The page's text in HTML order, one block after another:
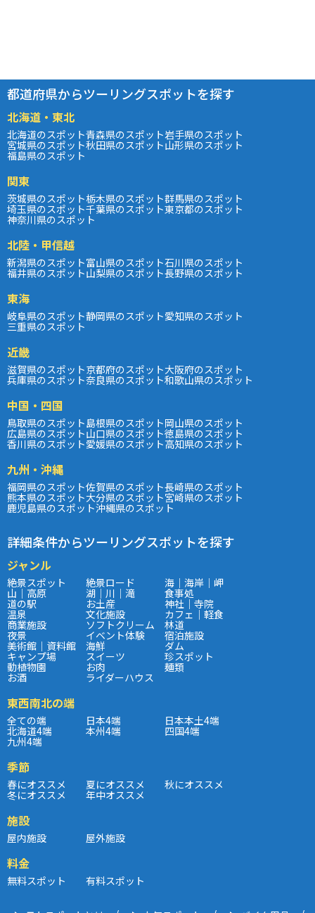
都道府県からツーリングスポットを探す
北海道・東北
北海道のスポット青森県のスポット岩手県のスポット
宮城県のスポット秋田県のスポット山形県のスポット
福島県のスポット
関東
茨城県のスポット栃木県のスポット群馬県のスポット
埼玉県のスポット千葉県のスポット東京都のスポット
神奈川県のスポット
北陸・甲信越
新潟県のスポット富山県のスポット石川県のスポット
福井県のスポット山梨県のスポット長野県のスポット
東海
岐阜県のスポット静岡県のスポット愛知県のスポット
三重県のスポット
近畿
滋賀県のスポット京都府のスポット大阪府のスポット
兵庫県のスポット奈良県のスポット和歌山県のスポット
中国・四国
鳥取県のスポット島根県のスポット岡山県のスポット
広島県のスポット山口県のスポット徳島県のスポット
香川県のスポット愛媛県のスポット高知県のスポット
九州・沖縄
福岡県のスポット佐賀県のスポット長崎県のスポット
熊本県のスポット大分県のスポット宮崎県のスポット
鹿児島県のスポット沖縄県のスポット
詳細条件からツーリングスポットを探す
ジャンル
絶景スポット 絶景ロード 海｜海岸｜岬
山｜高原 湖｜川｜滝 食事処
道の駅 お土産 神社｜寺院
温泉 文化施設 カフェ｜軽食
商業施設 ソフトクリーム 林道
夜景 イベント体験 宿泊施設
美術館｜資料館 海鮮 ダム
キャンプ場 スイーツ 珍スポット
動植物園 お肉 麺類
お酒 ライダーハウス
東西南北の端
全ての端 日本4端 日本本土4端
北海道4端 本州4端 四国4端
九州4端
季節
春にオススメ 夏にオススメ 秋にオススメ
冬にオススメ 年中オススメ
施設
屋内施設 屋外施設
料金
無料スポット 有料スポット